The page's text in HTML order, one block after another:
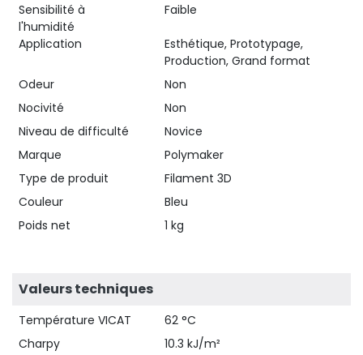
Sensibilité à
l'humidité
Faible
Application
Esthétique, Prototypage,
Production, Grand format
Odeur
Non
Nocivité
Non
Niveau de difficulté
Novice
Marque
Polymaker
Type de produit
Filament 3D
Couleur
Bleu
Poids net
1 kg
Valeurs techniques
Température VICAT
62 °C
Charpy
10.3 kJ/m²